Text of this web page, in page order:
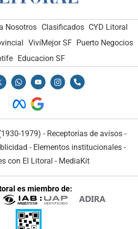
Nosotros Clasificados CYD Litoral
VivíMejor SF Puerto Negocios
Educacion SF
1979) - Receptorías de avisos -
- Elementos institucionales -
con El Litoral - MediaKit
es miembro de: